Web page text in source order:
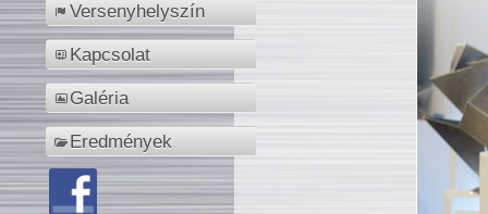
Versenyhelyszín
Kapcsolat
Galéria
Eredmények